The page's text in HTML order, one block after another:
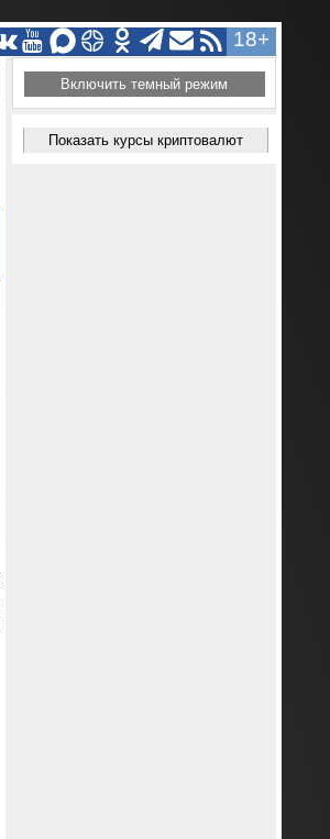
18+
Включить темный режим
Показать курсы криптовалют